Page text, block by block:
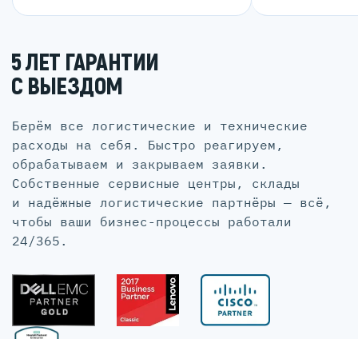
5 ЛЕТ ГАРАНТИИ
С ВЫЕЗДОМ
Берём все логистические и технические
расходы на себя. Быстро реагируем,
обрабатываем и закрываем заявки.
Собственные сервисные центры, склады
и надёжные логистические партнёры — всё,
чтобы ваши бизнес-процессы работали
24/365.